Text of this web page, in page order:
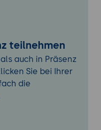
in
und
Eingaben für
von
die Steuerung
teilnehmen
auch in Präsenz
Sie bei Ihrer
die